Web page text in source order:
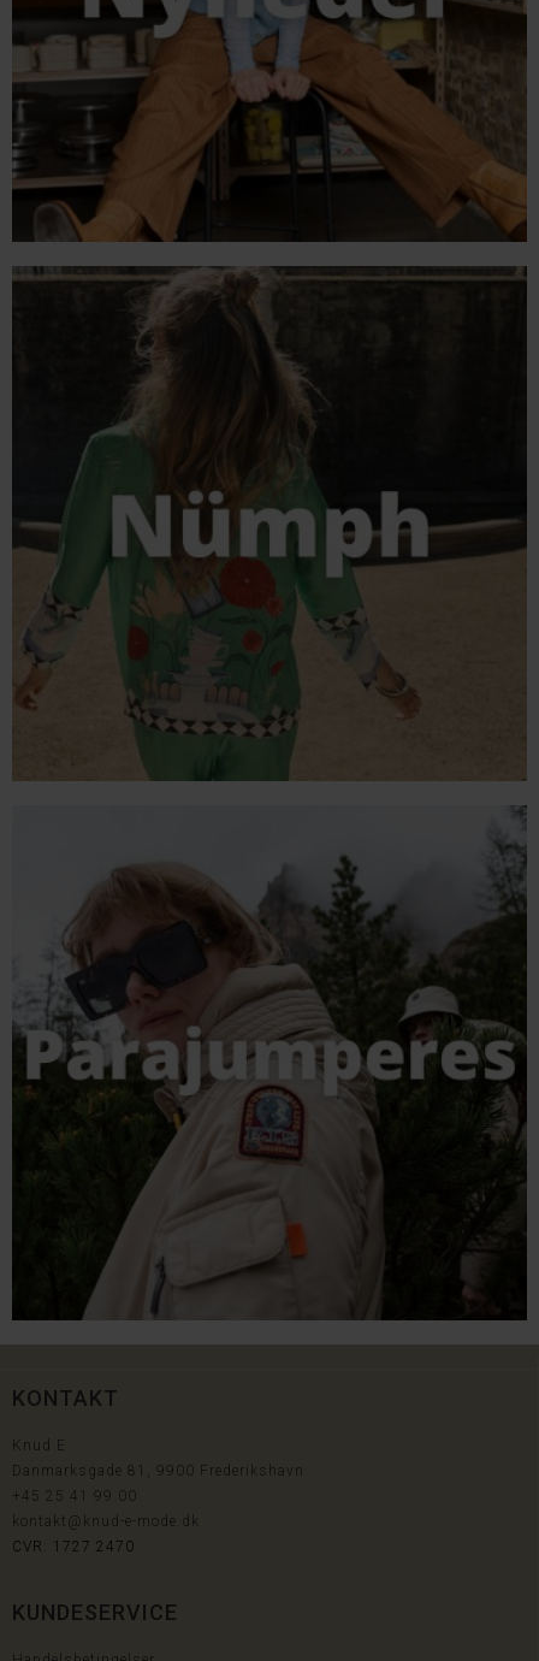
KONTAKT
Knud E
Danmarksgade 81, 9900 Frederikshavn
+45 25 41 99 00
kontakt@knud-e-mode.dk
CVR: 1727 2470
KUNDESERVICE